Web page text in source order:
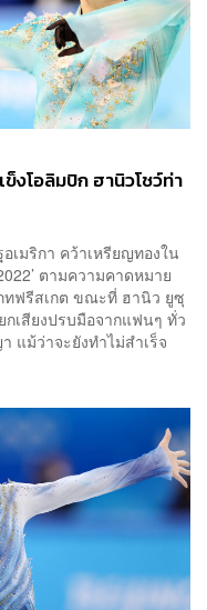
งโอลิมปิก ฮานิวโชว์ท่า
มริกา คว้าเหรียญทองใน
ตามความคาดหมาย
ทฟรีสเกต ขณะที่ ฮานิว ยูซุ
กเสียงปรบมือจากแฟนๆ ทั่ว
แม้ว่าจะยังทำไม่สำเร็จ